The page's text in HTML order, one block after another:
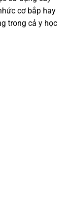
cơ bắp hay
trong cả y học